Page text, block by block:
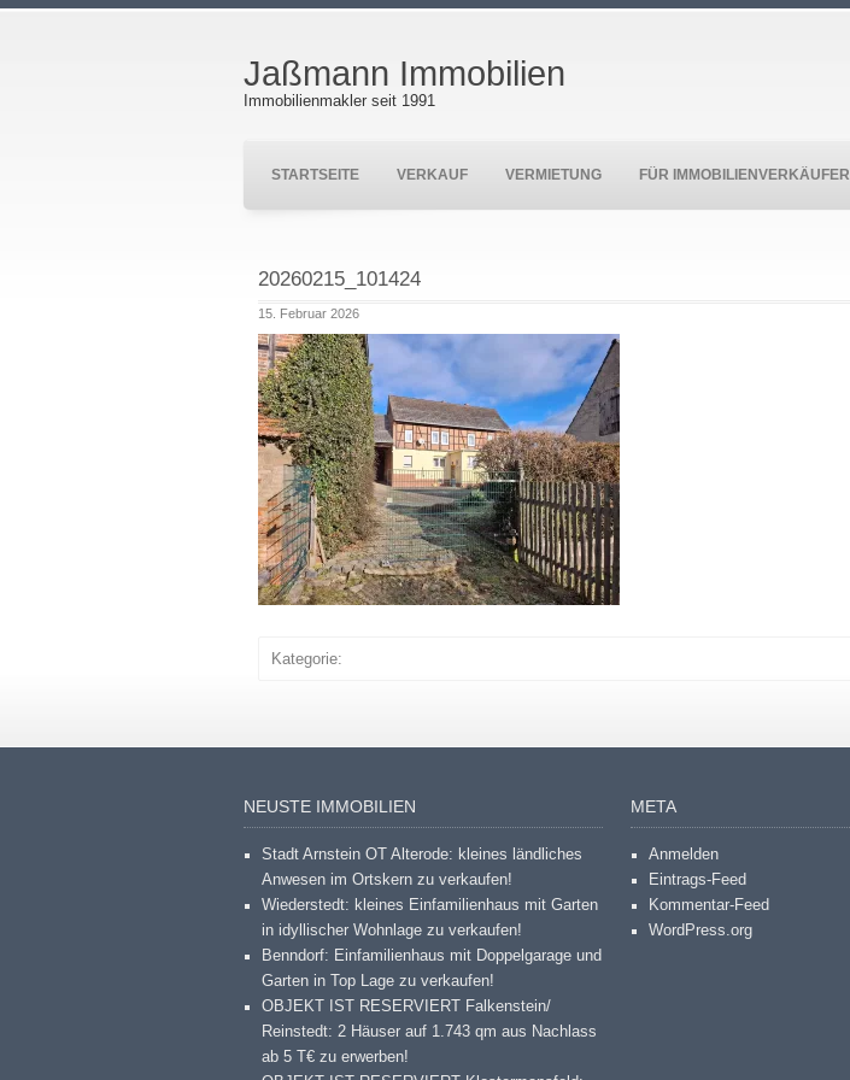
Jaßmann Immobilien
Immobilienmakler seit 1991
STARTSEITE VERKAUF VERMIETUNG FÜR IMMOBILIENVERKÄUFER
20260215_101424
15. Februar 2026
Kategorie:
NEUSTE IMMOBILIEN
Stadt Arnstein OT Alterode: kleines ländliches
Anwesen im Ortskern zu verkaufen!
Wiederstedt: kleines Einfamilienhaus mit Garten
in idyllischer Wohnlage zu verkaufen!
Benndorf: Einfamilienhaus mit Doppelgarage und
Garten in Top Lage zu verkaufen!
OBJEKT IST RESERVIERT Falkenstein/
Reinstedt: 2 Häuser auf 1.743 qm aus Nachlass
ab 5 T€ zu erwerben!
META
Anmelden
Eintrags-Feed
Kommentar-Feed
WordPress.org